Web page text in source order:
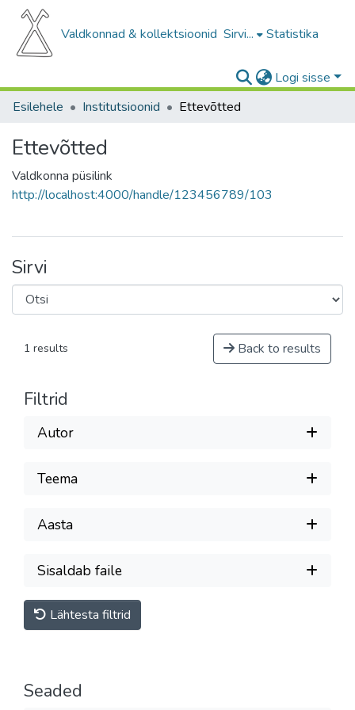
Valdkonnad & kollektsioonid Sirvi... Statistika
Logi sisse
Esilehele
Institutsioonid Ettevõtted
Ettevõtted
Valdkonna püsilink
http://localhost:4000/handle/123456789/103
Sirvi
1 results Back to results
Filtrid
Autor
Teema
Aasta
Sisaldab faile
Lähtesta filtrid
Seaded